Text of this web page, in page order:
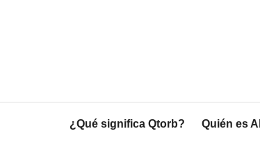
¿Qué significa Qtorb? Quién es